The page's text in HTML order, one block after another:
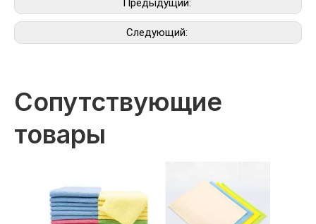
Предыдущий:
Следующий:
Сопутствующие
товары